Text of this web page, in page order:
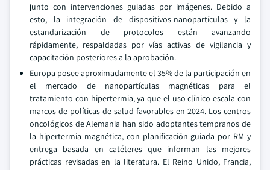
junto con intervenciones guiadas por imágenes. Debido a
esto, la integración de dispositivos-nanopartículas y la
estandarización de protocolos están avanzando
rápidamente, respaldadas por vías activas de vigilancia y
capacitación posteriores a la aprobación.
Europa posee aproximadamente el 35% de la participación en
el mercado de nanopartículas magnéticas para el
tratamiento con hipertermia, ya que el uso clínico escala con
marcos de políticas de salud favorables en 2024. Los centros
oncológicos de Alemania han sido adoptantes tempranos de
la hipertermia magnética, con planificación guiada por RM y
entrega basada en catéteres que informan las mejores
prácticas revisadas en la literatura. El Reino Unido, Francia,